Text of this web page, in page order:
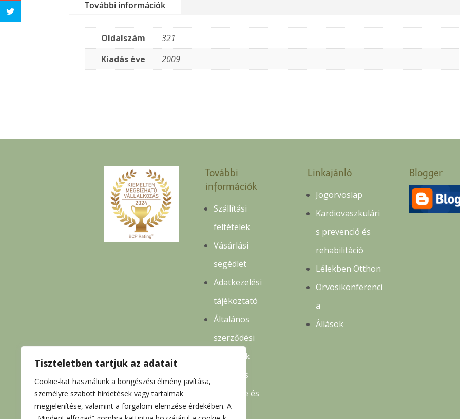
Tiszteletben tartjuk az adatait
Cookie-kat használunk a böngészési élmény javítása,
személyre szabott hirdetések vagy tartalmak
megjelenítése, valamint a forgalom elemzése érdekében. A
További információk
Oldalszám
321
Kiadás éve
2009
További
információk
Szállítási
feltételek
Vásárlási
segédlet
Adatkezelési
tájékoztató
Általános
szerződési
feltételek
Rendelés
követése és
elállás
Linkajánló
Jogorvoslap
Kardiovaszkulári
s prevenció és
rehabilitáció
Lélekben Otthon
Orvosikonferenci
a
Állások
Blogger